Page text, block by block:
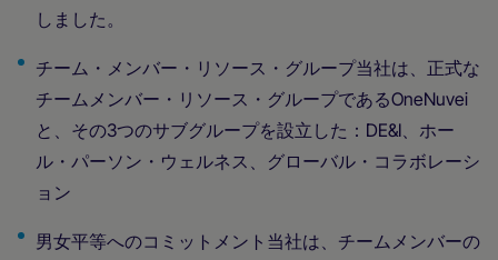
しました。
チーム・メンバー・リソース・グループ当社は、正式な
チームメンバー・リソース・グループであるOneNuvei
と、その3つのサブグループを設立した：DE&I、ホー
ル・パーソン・ウェルネス、グローバル・コラボレーシ
ョン
男女平等へのコミットメント当社は、チームメンバーの